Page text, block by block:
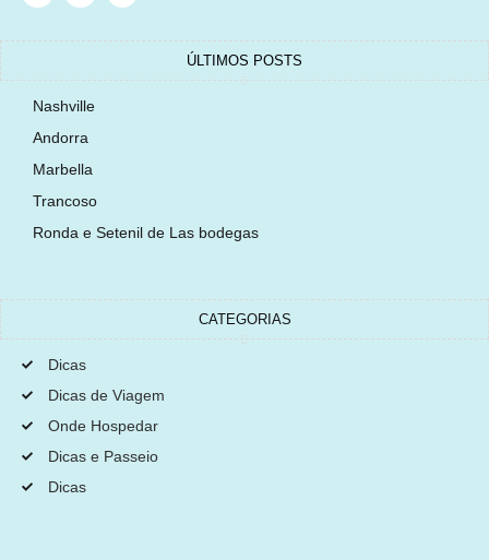
ÚLTIMOS POSTS
Nashville
Andorra
Marbella
Trancoso
Ronda e Setenil de Las bodegas
CATEGORIAS
Dicas
Dicas de Viagem
Onde Hospedar
Dicas e Passeio
Dicas